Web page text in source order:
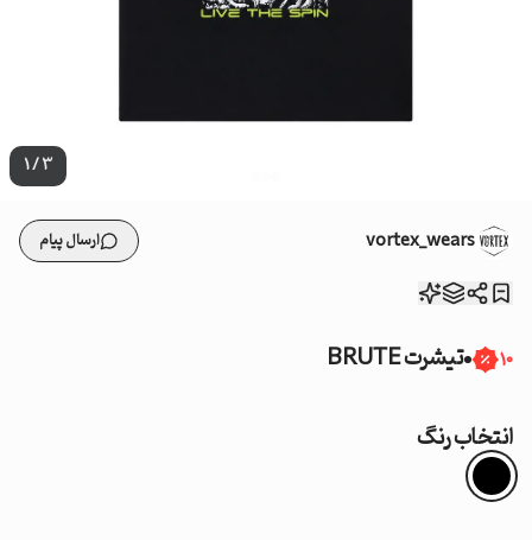
3
/
1
vortex_wears ارسال پیام
10 تیشرت BRUTE
انتخاب رنگ